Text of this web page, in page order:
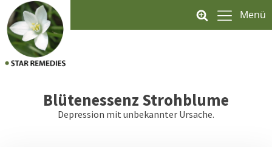
Menü
Blütenessenz Strohblume
Depression mit unbekannter Ursache.